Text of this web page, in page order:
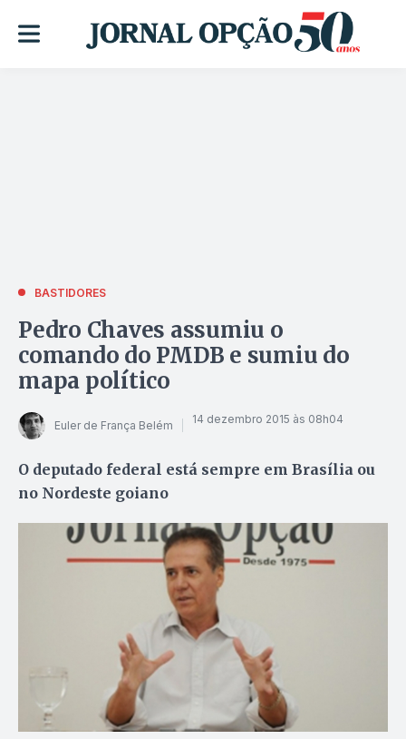
BASTIDORES
Pedro Chaves assumiu o
comando do PMDB e sumiu do
mapa político
Euler de França Belém 14 dezembro 2015 às 08h04
O deputado federal está sempre em Brasília ou
no Nordeste goiano